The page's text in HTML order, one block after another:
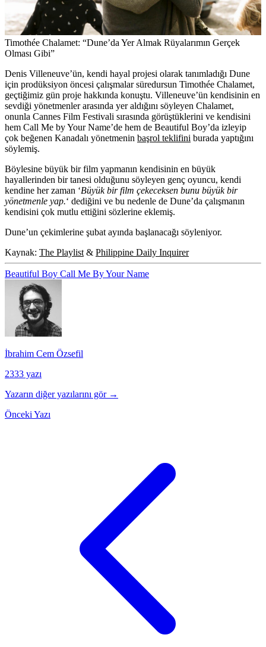
Timothée Chalamet: “Dune’da Yer Almak Rüyalarımın Gerçek
Olması Gibi”
Denis Villeneuve’ün, kendi hayal projesi olarak tanımladığı Dune
için prodüksiyon öncesi çalışmalar süredursun Timothée Chalamet,
geçtiğimiz gün proje hakkında konuştu. Villeneuve’ün kendisinin en
sevdiği yönetmenler arasında yer aldığını söyleyen Chalamet,
onunla Cannes Film Festivali sırasında görüştüklerini ve kendisini
hem Call Me by Your Name’de hem de Beautiful Boy’da izleyip
çok beğenen Kanadalı yönetmenin başrol teklifini burada yaptığını
söylemiş.
Böylesine büyük bir film yapmanın kendisinin en büyük
hayallerinden bir tanesi olduğunu söyleyen genç oyuncu, kendi
kendine her zaman ‘Büyük bir film çekeceksen bunu büyük bir
yönetmenle yap.‘ dediğini ve bu nedenle de Dune’da çalışmanın
kendisini çok mutlu ettiğini sözlerine eklemiş.
Dune’un çekimlerine şubat ayında başlanacağı söyleniyor.
Kaynak: The Playlist & Philippine Daily Inquirer
Beautiful Boy Call Me By Your Name
İbrahim Cem Özsefil
2333 yazı
Yazarın diğer yazılarını gör →
Önceki Yazı